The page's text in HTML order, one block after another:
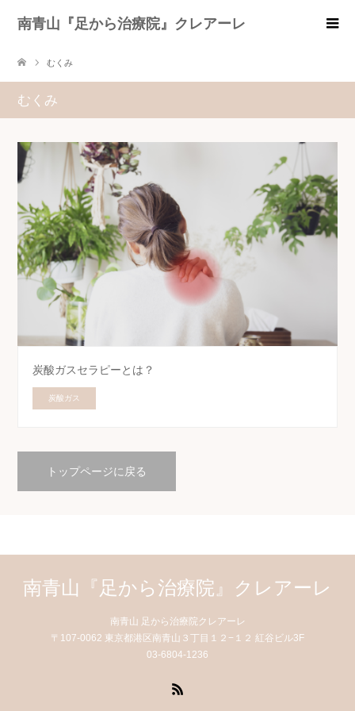
南青山『足から治療院』クレアーレ
むくみ
むくみ
炭酸ガスセラピーとは？
炭酸ガス
トップページに戻る
南青山『足から治療院』クレアーレ
南青山 足から治療院クレアーレ
〒107-0062 東京都港区南青山３丁目１２−１２ 紅谷ビル3F
03-6804-1236